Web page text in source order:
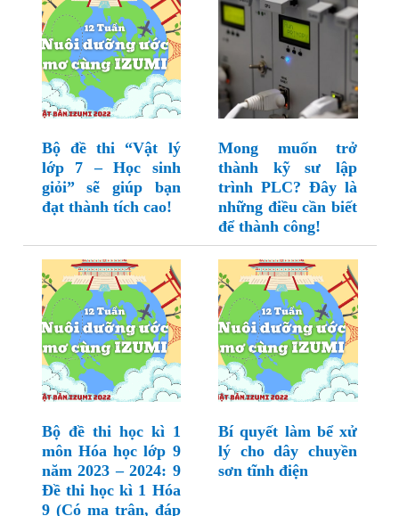
Bộ đề thi “Vật lý
lớp 7 – Học sinh
giỏi” sẽ giúp bạn
đạt thành tích cao!
Mong muốn trở
thành kỹ sư lập
trình PLC? Đây là
những điều cần biết
để thành công!
Bộ đề thi học kì 1
môn Hóa học lớp 9
năm 2023 – 2024: 9
Đề thi học kì 1 Hóa
9 (Có ma trận, đáp
Bí quyết làm bể xử
lý cho dây chuyền
sơn tĩnh điện